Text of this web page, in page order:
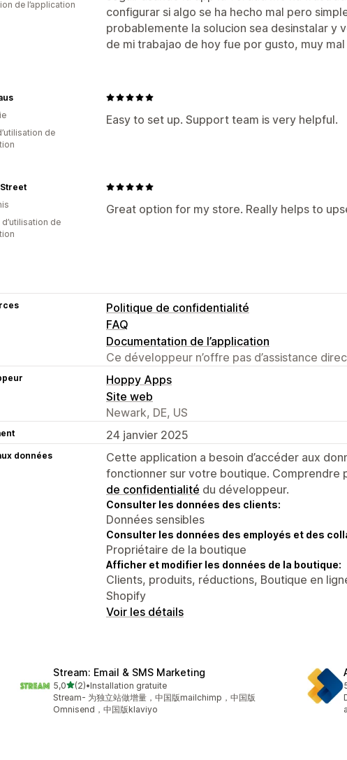
Localisation Liste de collecte d’adresses e-
Déclencheurs et règles Ciblage
Intention de sortie Pop-ups Bannières
Gestion des réductions
Import et export Code personnalisé
Géolocalisation
configurar si algo se ha hecho mal pero
probablemente la solucion sea desinstalar y
de mi trabajao de hoy fue por gusto, muy
de l’application
Easy to set up. Support team is very helpful.
de
Great option for my store. Really helps to
de
Politique de confidentialité
FAQ
Documentation de l’application
Ce développeur n’offre pas d’assistance
Hoppy Apps
Site web
Newark, DE, US
24 janvier 2025
données
Cette application a besoin d’accéder aux
fonctionner sur votre boutique. Comprendre
de confidentialité du développeur.
Consulter les données des clients:
Données sensibles
Consulter les données des employés et des
Propriétaire de la boutique
Afficher et modifier les données de la boutique:
Clients, produits, réductions, Boutique en
Shopify
Voir les détails
Stream: Email & SMS Marketing
5,0étoile(s) sur 5
(2)
2 avis au total
•Installation gratuite
Stream- 为独立站做增量，中国版mailchimp，中国版
Omnisend，中国版klaviyo